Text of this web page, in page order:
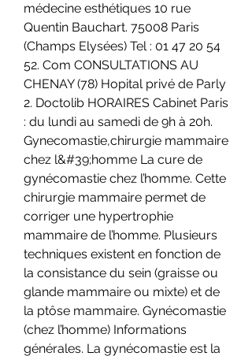
médecine esthétiques 10 rue
Quentin Bauchart. 75008 Paris
(Champs Elysées) Tel : 01 47 20 54
52. Com CONSULTATIONS AU
CHENAY (78) Hopital privé de Parly
2. Doctolib HORAIRES Cabinet Paris
: du lundi au samedi de 9h à 20h.
Gynecomastie,chirurgie mammaire
chez l&#39;homme La cure de
gynécomastie chez l’homme. Cette
chirurgie mammaire permet de
corriger une hypertrophie
mammaire de l’homme. Plusieurs
techniques existent en fonction de
la consistance du sein (graisse ou
glande mammaire ou mixte) et de
la ptôse mammaire. Gynécomastie
(chez l’homme) Informations
générales. La gynécomastie est la